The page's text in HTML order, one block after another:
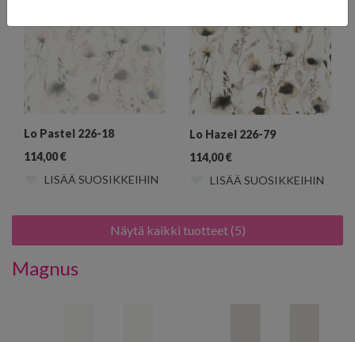
Lo Pastel 226-18
114,00€
LISÄÄ SUOSIKKEIHIN
Lo Hazel 226-79
114,00€
LISÄÄ SUOSIKKEIHIN
Näytä kaikki tuotteet (5)
Magnus